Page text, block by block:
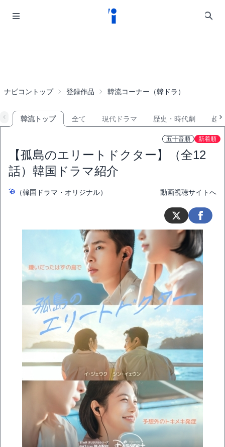
ナビコントップ 登録作品 韓流コーナー（韓ドラ）
韓流トップ 全て 現代ドラマ 歴史・時代劇 超
五十音順 新着順
【孤島のエリートドクター】（全12
話）韓国ドラマ紹介
（韓国ドラマ・オリジナル） 動画視聴サイトへ